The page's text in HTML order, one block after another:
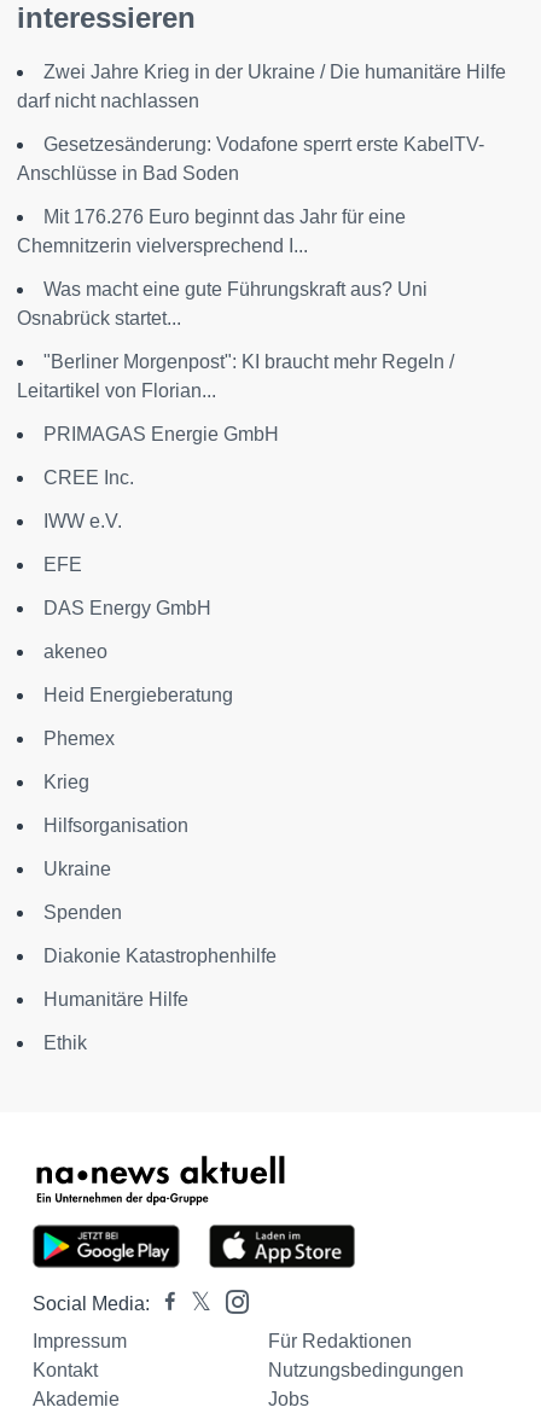
interessieren
Zwei Jahre Krieg in der Ukraine / Die humanitäre Hilfe
darf nicht nachlassen
Gesetzesänderung: Vodafone sperrt erste KabelTV-
Anschlüsse in Bad Soden
Mit 176.276 Euro beginnt das Jahr für eine
Chemnitzerin vielversprechend I...
Was macht eine gute Führungskraft aus? Uni
Osnabrück startet...
"Berliner Morgenpost": KI braucht mehr Regeln /
Leitartikel von Florian...
PRIMAGAS Energie GmbH
CREE Inc.
IWW e.V.
EFE
DAS Energy GmbH
akeneo
Heid Energieberatung
Phemex
Krieg
Hilfsorganisation
Ukraine
Spenden
Diakonie Katastrophenhilfe
Humanitäre Hilfe
Ethik
Social Media:
Impressum
Für Redaktionen
Kontakt
Nutzungsbedingungen
Akademie
Jobs